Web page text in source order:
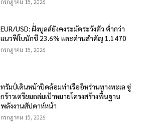
กรกฎาคม 15, 2026
EUR/USD: ฝั่งบูลส์ยังคงระมัดระวังตัว ต่ำกว่า
แนวฟีโบนักชี 23.6% และด่านสำคัญ 1.1470
กรกฎาคม 15, 2026
ทรัมป์เดินหน้าปิดล้อมท่าเรืออิหร่านทางทะเล ขู่
กร้าวเตรียมถล่มเป้าหมายโครงสร้างพื้นฐาน
พลังงานสัปดาห์หน้า
กรกฎาคม 15, 2026